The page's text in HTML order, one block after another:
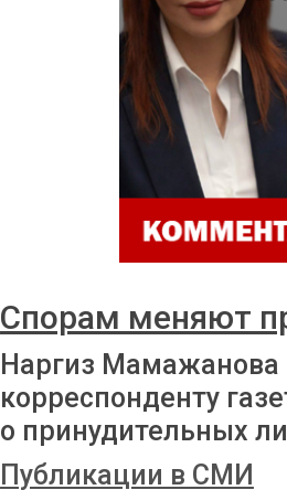
Спорам меняют
Наргиз
корреспонденту
о принудительных
Публикации в СМИ